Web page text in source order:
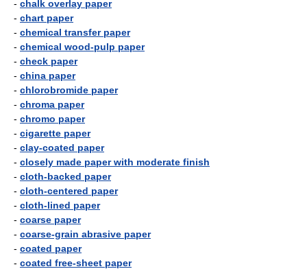
- chalk overlay paper
- chart paper
- chemical transfer paper
- chemical wood-pulp paper
- check paper
- china paper
- chlorobromide paper
- chroma paper
- chromo paper
- cigarette paper
- clay-coated paper
- closely made paper with moderate finish
- cloth-backed paper
- cloth-centered paper
- cloth-lined paper
- coarse paper
- coarse-grain abrasive paper
- coated paper
- coated free-sheet paper